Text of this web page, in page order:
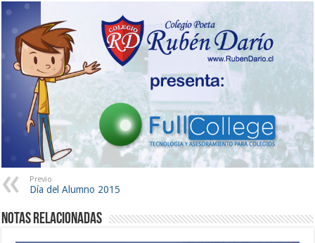
Previo
Día del Alumno 2015
Notas Relacionadas